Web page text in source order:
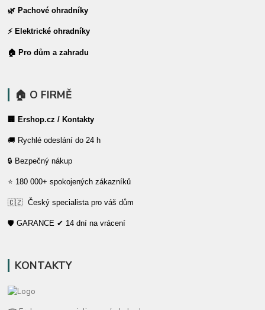
🌿 Pachové ohradníky
⚡ Elektrické ohradníky
🏠 Pro dům a zahradu
🏠 O FIRMĚ
🏢 Ershop.cz / Kontakty
🚚 Rychlé odeslání do 24 h
🔒 Bezpečný nákup
⭐ 180 000+ spokojených zákazníků
🇨🇿 Český specialista pro váš dům
🛡️ GARANCE ✔ 14 dní na vrácení
KONTAKTY